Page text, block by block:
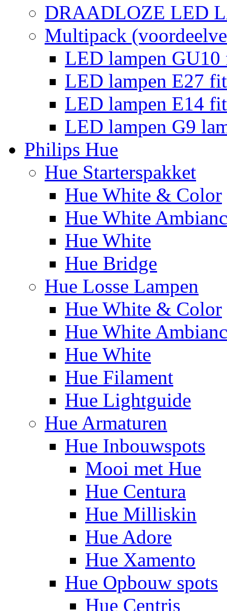
DRAADLOZE LED
Multipack
LED lampen
LED lampen E27
LED lampen E14
LED lampen G9
Philips Hue
Hue Starterspakket
Hue White & Color
Hue White
Hue White
Hue Bridge
Hue Losse Lampen
Hue White & Color
Hue White
Hue White
Hue Filament
Hue Lightguide
Hue Armaturen
Hue Inbouwspots
Mooi met Hue
Hue Centura
Hue Milliskin
Hue Adore
Hue Xamento
Hue Opbouw spots
Hue Centris